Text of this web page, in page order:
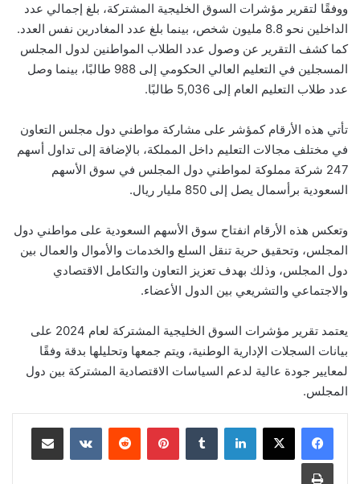
ووفقًا لتقرير مؤشرات السوق الخليجية المشتركة، بلغ إجمالي عدد
الداخلين نحو 8.8 مليون شخص، بينما بلغ عدد المغادرين نفس العدد.
كما كشف التقرير عن وصول عدد الطلاب المواطنين لدول المجلس
المسجلين في التعليم العالي الحكومي إلى 988 طالبًا، بينما وصل
عدد طلاب التعليم العام إلى 5,036 طالبًا.
تأتي هذه الأرقام كمؤشر على مشاركة مواطني دول مجلس التعاون
في مختلف مجالات التعليم داخل المملكة، بالإضافة إلى تداول أسهم
247 شركة مملوكة لمواطني دول المجلس في سوق الأسهم
السعودية برأسمال يصل إلى 850 مليار ريال.
وتعكس هذه الأرقام انفتاح سوق الأسهم السعودية على مواطني دول
المجلس، وتحقيق حرية تنقل السلع والخدمات والأموال والعمال بين
دول المجلس، وذلك بهدف تعزيز التعاون والتكامل الاقتصادي
والاجتماعي والتشريعي بين الدول الأعضاء.
يعتمد تقرير مؤشرات السوق الخليجية المشتركة لعام 2024 على
بيانات السجلات الإدارية الوطنية، ويتم جمعها وتحليلها بدقة وفقًا
لمعايير جودة عالية لدعم السياسات الاقتصادية المشتركة بين دول
المجلس.
لينكدإن بينتيريست